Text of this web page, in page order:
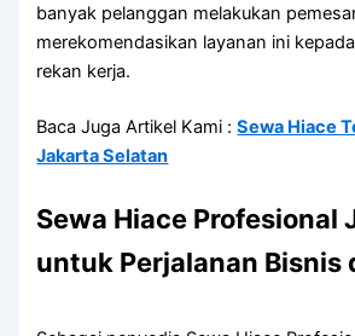
banyak pelanggan melakukan
merekomendasikan layanan ini
rekan kerja.
Baca Juga Artikel Kami :Sewa Hiace
Jakarta Selatan
Sewa Hiace Profesional
untuk Perjalanan Bisnis